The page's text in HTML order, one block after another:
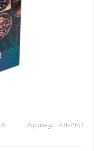
Артикул: 48-1941